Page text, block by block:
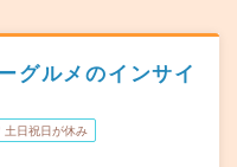
グルメのインサイ
土日祝日が休み